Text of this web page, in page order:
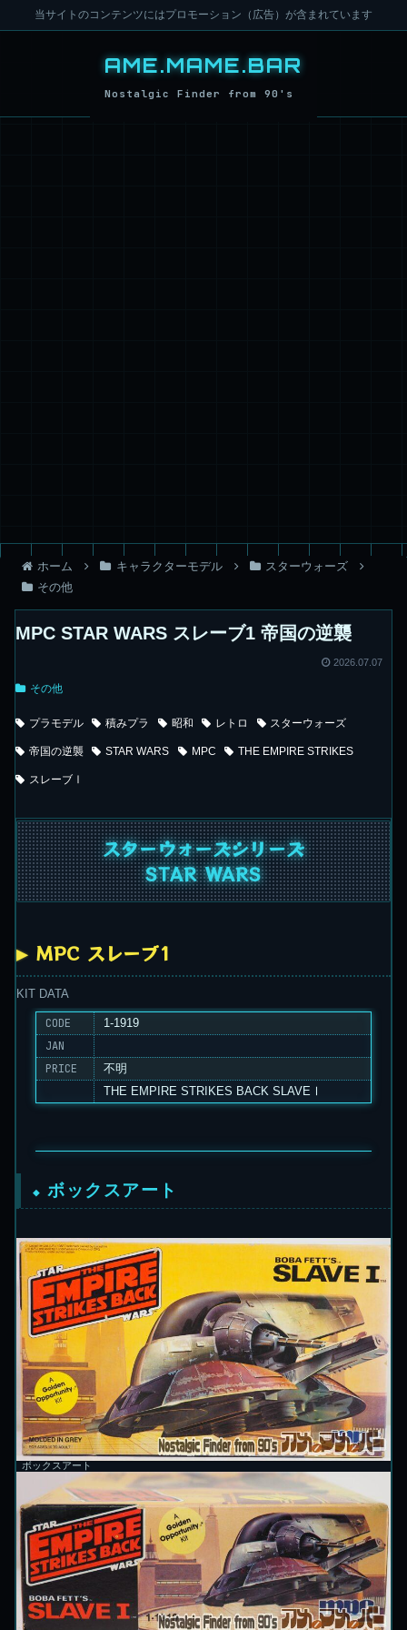
当サイトのコンテンツにはプロモーション（広告）が含まれています
ホーム キャラクターモデル
スターウォーズ
その他
MPC STAR WARS スレーブ1 帝国の逆襲
2026.07.07
その他
プラモデル 積みプラ 昭和 レトロ スターウォーズ
帝国の逆襲 STAR WARS MPC THE EMPIRE STRIKES
スレーブⅠ
スターウォーズシリーズ
STAR WARS
MPC スレーブ1
KIT DATA
CODE 1-1919
JAN
PRICE
不明
THE EMPIRE STRIKES BACK SLAVEⅠ
ボックスアート
ボックスアート